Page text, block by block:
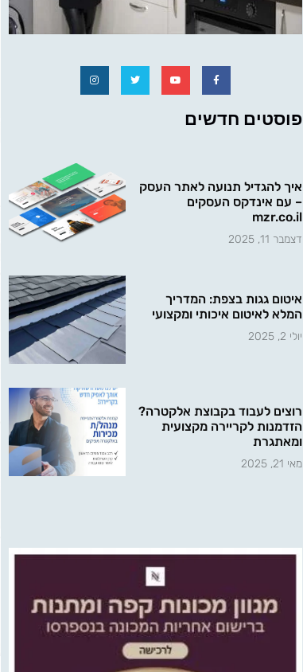
פוסטים חדשים
איך להגדיל תנועה לאתר העסק
– עם אינדקס העסקים
mzr.co.il
דצמבר 11, 2025
איטום גגות בצפת: המדריך
המלא לאיטום איכותי ומקצועי
יולי 2, 2025
רוצים לעבוד בקבוצת אלקטרה?
הזדמנות לקריירה מקצועית
ומאתגרת
מאי 21, 2025